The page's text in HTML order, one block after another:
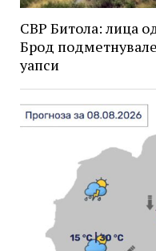
СВР Битола: лица
Брод
уапси